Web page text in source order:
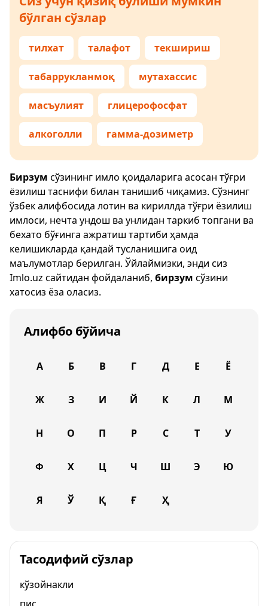
бўлган сўзлар
тилхат талафот текшириш
табаррукланмоқ мутахассис
масъулият глицерофосфат
алкоголли гамма-дозиметр
Бирзум сўзининг имло қоидаларига асосан тўғри
ёзилиш таснифи билан танишиб чиқамиз. Сўзнинг
ўзбек алифбосида лотин ва кириллда тўғри ёзилиш
имлоси, нечта ундош ва унлидан таркиб топгани ва
бехато бўғинга ажратиш тартиби ҳамда
келишикларда қандай тусланишига оид
маълумотлар берилган. Ўйлаймизки, энди сиз
Imlo.uz сайтидан фойдаланиб, бирзум сўзини
хатосиз ёза оласиз.
Алифбо бўйича
А Б В Г Д Е Ё
Ж З И Й К Л М
Н О П Р С Т У
Ф Х Ц Ч Ш Э Ю
Я Ў Қ Ғ Ҳ
Тасодифий сўзлар
кўзойнакли